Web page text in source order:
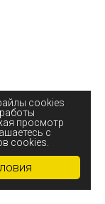
cookies
просмотр
с
cookies.